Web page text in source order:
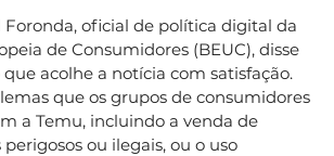
oficial de política digital da
de Consumidores (BEUC), disse
acolhe a notícia com satisfação.
que os grupos de consumidores
a Temu, incluindo a venda de
ou ilegais, ou o uso